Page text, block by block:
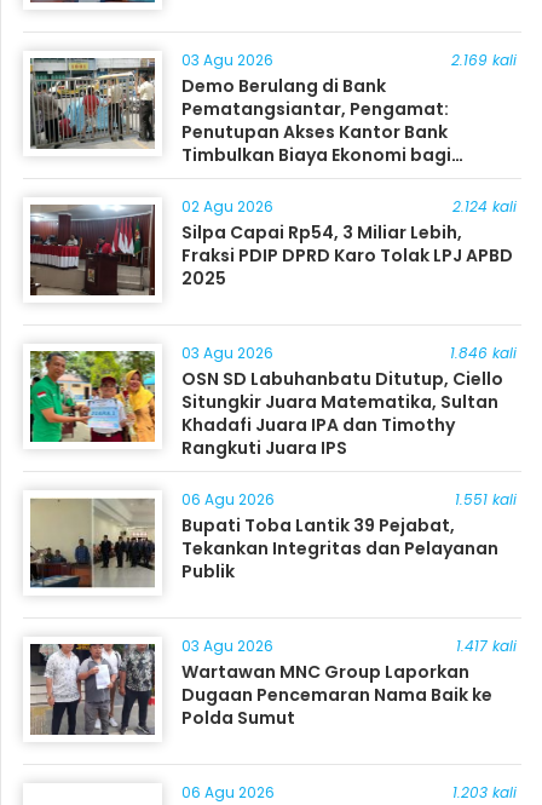
03 Agu 2026 2.169 kali
Demo Berulang di Bank
Pematangsiantar, Pengamat:
Penutupan Akses Kantor Bank
Timbulkan Biaya Ekonomi bagi
Masyarakat
02 Agu 2026 2.124 kali
Silpa Capai Rp54, 3 Miliar Lebih,
Fraksi PDIP DPRD Karo Tolak LPJ APBD
2025
03 Agu 2026 1.846 kali
OSN SD Labuhanbatu Ditutup, Ciello
Situngkir Juara Matematika, Sultan
Khadafi Juara IPA dan Timothy
Rangkuti Juara IPS
06 Agu 2026 1.551 kali
Bupati Toba Lantik 39 Pejabat,
Tekankan Integritas dan Pelayanan
Publik
03 Agu 2026 1.417 kali
Wartawan MNC Group Laporkan
Dugaan Pencemaran Nama Baik ke
Polda Sumut
06 Agu 2026 1.203 kali